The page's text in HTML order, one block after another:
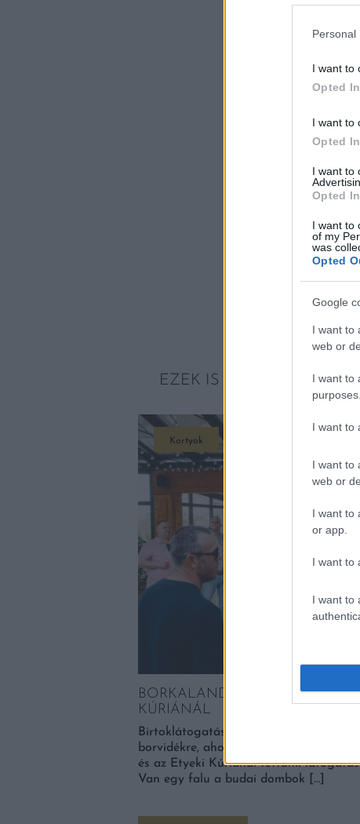
Personal
I want to
Opted In
I want to
Opted In
I want to
Opted In
I want to
of my
was
Opted
Google
I want to
web or
I want to
purposes.
I want to
I want to
web or
I want to
or app.
I want to
I want to
EZEK IS ÉRDEKELHETNEK
Kortyok
BORKALAND A HERNYÁK
KÚRIÁNÁL
Birtoklátogatásra és borkóstolóra
borvidékre, ahol két meghatározó
és az Etyeki Kúriánál tettünk
Van egy falu a budai dombok […]